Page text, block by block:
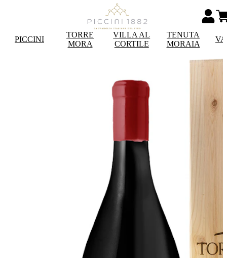
PICCINI
TORRE
MORA
VILLA AL
CORTILE
TENUTA
MORAIA